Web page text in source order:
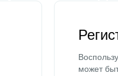
может